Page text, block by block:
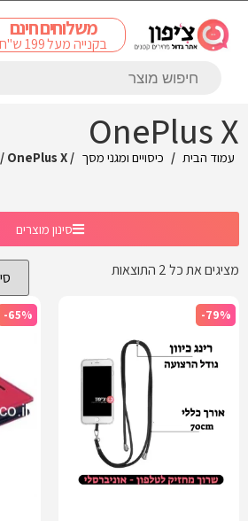
משלוחים חינם
בקנייה מעל 199 ש"ח
OnePlus X
עמוד הבית / כיסויים ומגני מסך /
/ OnePlus X
סינון מוצרים
מציגים את כל ⁦2⁩ התוצאות
-79%
-65%